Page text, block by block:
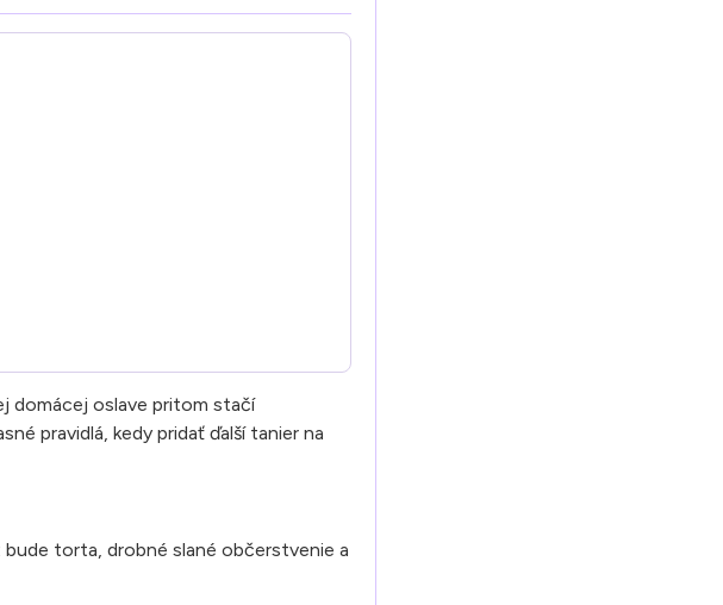
domácej oslave pritom stačí
pravidlá, kedy pridať ďalší tanier na
bude torta, drobné slané občerstvenie a